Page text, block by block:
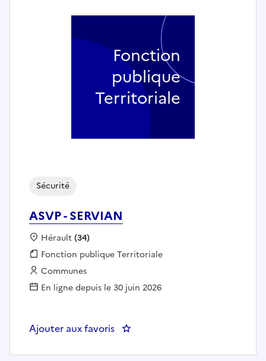
ASVP - SERVIAN
Sécurité
Localisation :
Hérault(34)
Fonction publique :
Fonction publique Territoriale
Employeur :
Communes
En ligne depuis le 30 juin 2026
Ajouter aux favoris : ASVP - SERVIAN
Fonction
publique
Territoriale